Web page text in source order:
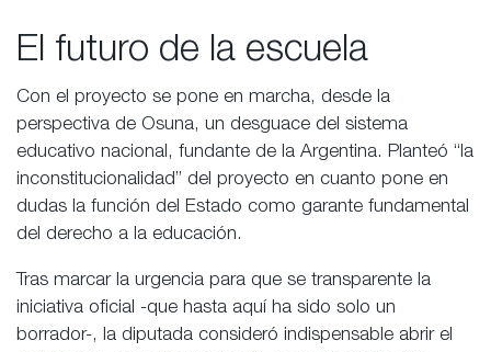
El futuro de la escuela
Con el proyecto se pone en marcha, desde la
perspectiva de Osuna, un desguace del sistema
educativo nacional, fundante de la Argentina. Planteó “la
inconstitucionalidad” del proyecto en cuanto pone en
dudas la función del Estado como garante fundamental
del derecho a la educación.
Tras marcar la urgencia para que se transparente la
iniciativa oficial -que hasta aquí ha sido solo un
borrador-, la diputada consideró indispensable abrir el